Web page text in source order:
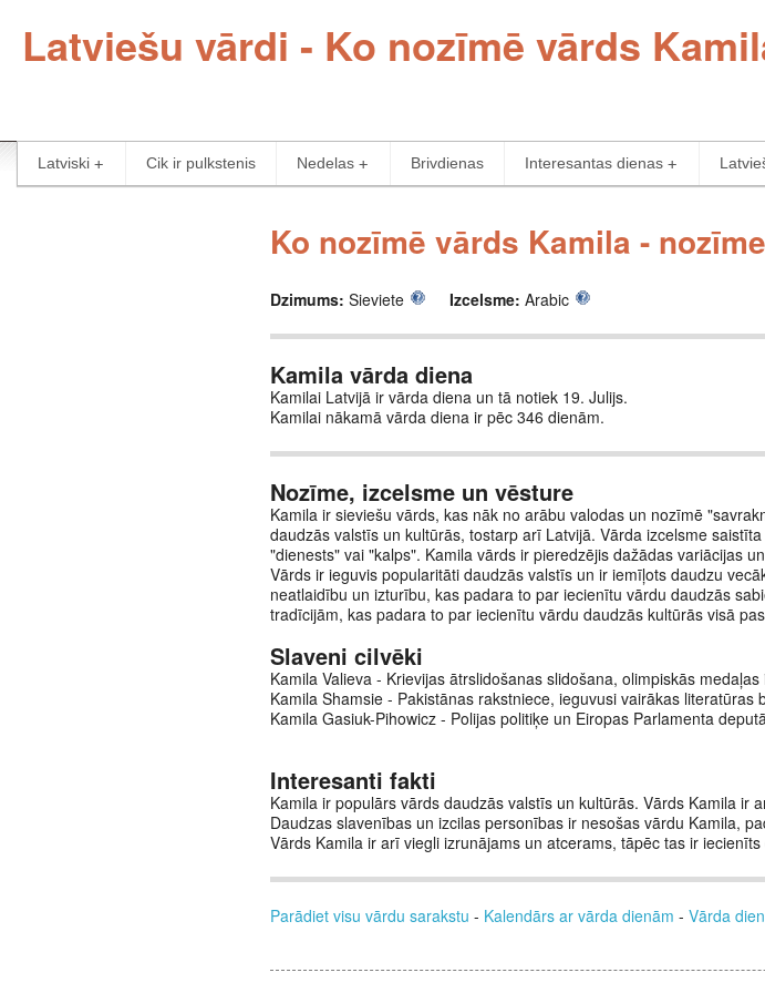
Latviešu vārdi - Ko nozīmē vārds
Latviski Cik ir pulkstenis Nedelas Brivdienas Interesantas dienas
Ko nozīmē vārds Kamila -
Dzimums: Sieviete Izcelsme: Arabic
Kamila vārda diena
Kamilai Latvijā ir vārda diena un tā notiek 19. Julijs.
Kamilai nākamā vārda diena ir pēc 346 dienām.
Nozīme, izcelsme un vēsture
Kamila ir sieviešu vārds, kas nāk no arābu valodas un nozīmē
daudzās valstīs un kultūrās, tostarp arī Latvijā. Vārda izcelsme
"dienests" vai "kalps". Kamila vārds ir pieredzējis dažādas variācijas
Vārds ir ieguvis popularitāti daudzās valstīs un ir iemīļots daudzu
neatlaidību un izturību, kas padara to par iecienītu vārdu daudzās
tradīcijām, kas padara to par iecienītu vārdu daudzās kultūrās visā
Slaveni cilvēki
Kamila Valieva - Krievijas ātrslidošanas slidošana, olimpiskās medaļas
Kamila Shamsie - Pakistānas rakstniece, ieguvusi vairākas literatūras
Kamila Gasiuk-Pihowicz - Polijas politiķe un Eiropas Parlamenta
Interesanti fakti
Kamila ir populārs vārds daudzās valstīs un kultūrās. Vārds Kamila ir
Daudzas slavenības un izcilas personības ir nesošas vārdu Kamila,
Vārds Kamila ir arī viegli izrunājams un atcerams, tāpēc tas ir
Parādiet visu vārdu sarakstu - Kalendārs ar vārda dienām - Vārda